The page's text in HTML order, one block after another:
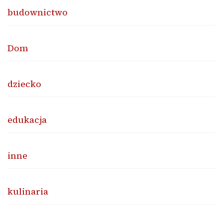
budownictwo
Dom
dziecko
edukacja
inne
kulinaria